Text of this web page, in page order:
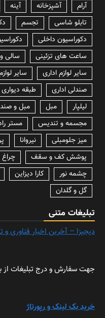
آرام
آشپزخانه آینه
تابلو شاسی
تجسم
دکوراسیون داخلی
ساعت های تزئینی
سالی
سایر لوازم اداری
سایر
صندلی اداری
طبقه دیواری
لیلپار
مبل مبل و
مجسمه و تندیس
مستر
میز جلومبلی
نیروانا
پوشش کف و سقف
چراغ
چشمه نور
کارا دیزاین
گل و گلدان
تبلیغات متنی
دیجیزا – آخرین اخبار فناوری و
جهت سفارش و درج تبلیغات
خرید بک لینک و رپورتاژ